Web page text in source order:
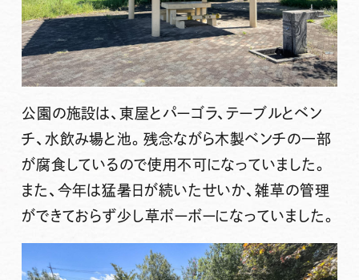
公園の施設は、東屋とパーゴラ、テーブルとベン
チ、水飲み場と池。残念ながら木製ベンチの一部
が腐食しているので使用不可になっていました。
また、今年は猛暑日が続いたせいか、雑草の管理
ができておらず少し草ボーボーになっていました。